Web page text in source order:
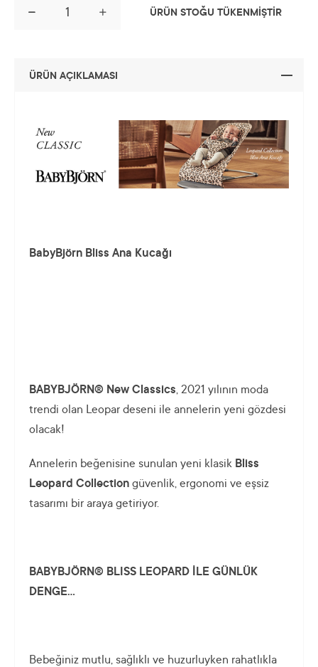
ÜRÜN STOĞU TÜKENMİŞTİR
ÜRÜN AÇIKLAMASI
BabyBjörn Bliss Ana Kucağı
BABYBJÖRN® New Classics, 2021 yılının moda
trendi olan Leopar deseni ile annelerin yeni gözdesi
olacak!
Annelerin beğenisine sunulan yeni klasik Bliss
Leopard Collection güvenlik, ergonomi ve eşsiz
tasarımı bir araya getiriyor.
BABYBJÖRN® BLISS LEOPARD İLE GÜNLÜK
DENGE…
Bebeğiniz mutlu, sağlıklı ve huzurluyken rahatlıkla